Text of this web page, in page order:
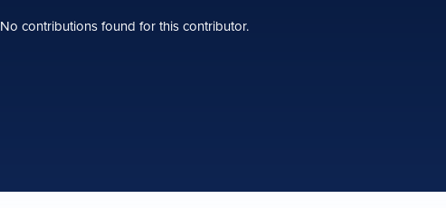
No contributions found for this contributor.